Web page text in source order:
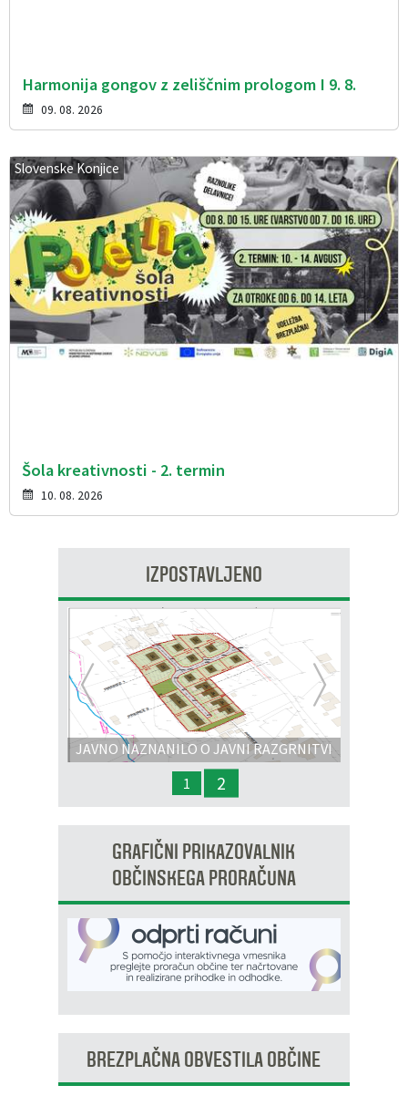
Harmonija gongov z zeliščnim prologom I 9. 8.
09. 08. 2026
Slovenske Konjice
Šola kreativnosti - 2. termin
10. 08. 2026
IZPOSTAVLJENO
JAVNO NAZNANILO O JAVNI RAZGRNITVI
IN JAVNI OBRAVNAVI - OPPN na območju
OP8/009 – stanovanjsko območje Dobrava 3
Prejšnja
1 2
GRAFIČNI PRIKAZOVALNIK
OBČINSKEGA PRORAČUNA
BREZPLAČNA OBVESTILA OBČINE